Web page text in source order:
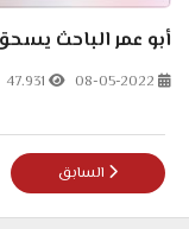
أبو عمر الباحث
08-05-2022
47.931
المقال السابق:
السابق